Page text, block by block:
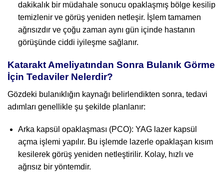
dakikalık bir müdahale sonucu opaklaşmış bölge kesilip
temizlenir ve görüş yeniden netleşir. İşlem tamamen
ağrısızdır ve çoğu zaman aynı gün içinde hastanın
görüşünde ciddi iyileşme sağlanır.
Katarakt Ameliyatından Sonra Bulanık Görme
İçin Tedaviler Nelerdir?
Gözdeki bulanıklığın kaynağı belirlendikten sonra, tedavi
adımları genellikle şu şekilde planlanır:
Arka kapsül opaklaşması (PCO): YAG lazer kapsül
açma işlemi yapılır. Bu işlemde lazerle opaklaşan kısım
kesilerek görüş yeniden netleştirilir. Kolay, hızlı ve
ağrısız bir yöntemdir.